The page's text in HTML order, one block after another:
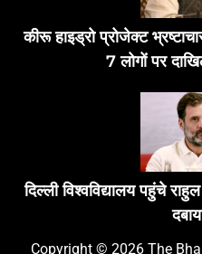
कीरू हाइड्रो प्रोजेक्ट
7 लोगों पर
दिल्ली विश्वविद्यालय पहुंचे
Copyright © 2026 The